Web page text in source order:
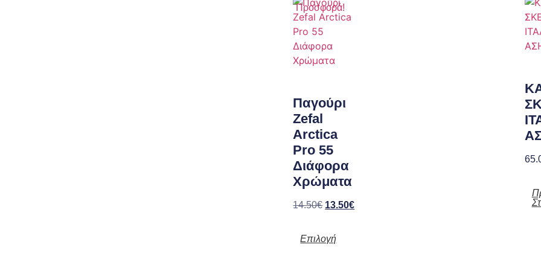
Προσφορά!
Παγούρι
Zefal
Arctica
Pro 55
Διάφορα
Χρώματα
14.50€ 13.50€
Επιλογή